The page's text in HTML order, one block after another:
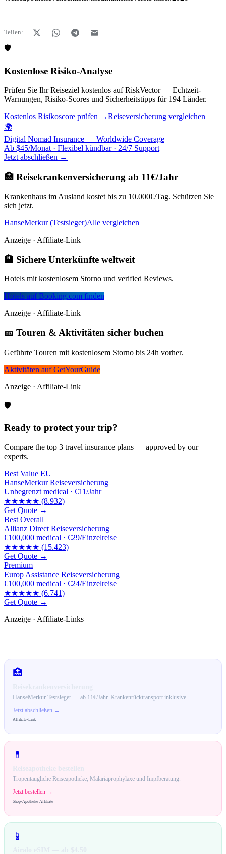
Teilen:
🛡️
Kostenlose Risiko-Analyse
Prüfen Sie Ihr Reiseziel kostenlos auf RiskVector — Echtzeit-
Warnungen, Risiko-Scores und Sicherheitstipps für 194 Länder.
Kostenlos Risikoscore prüfen →Reiseversicherung vergleichen
🌍
Digital Nomad Insurance — Worldwide Coverage
Ab $45/Monat · Flexibel kündbar · 24/7 Support
Jetzt abschließen →
🏥 Reisekrankenversicherung ab 11€/Jahr
Krankenhaus im Ausland kostet bis zu 10.000€/Tag. Schützen Sie
sich jetzt.
HanseMerkur (Testsieger)Alle vergleichen
Anzeige · Affiliate-Link
🏨 Sichere Unterkünfte weltweit
Hotels mit kostenlosem Storno und verified Reviews.
Hotels auf Booking.com finden
Anzeige · Affiliate-Link
🎫 Touren & Aktivitäten sicher buchen
Geführte Touren mit kostenlosem Storno bis 24h vorher.
Aktivitäten auf GetYourGuide
Anzeige · Affiliate-Link
🛡️
Ready to protect your trip?
Compare the top 3 travel insurance plans — approved by our
experts.
Best Value EU
HanseMerkur Reiseversicherung
Unbegrenzt medical · €11/Jahr
★★★★★ (8.932)
Get Quote →
Best Overall
Allianz Direct Reiseversicherung
€100,000 medical · €29/Einzelreise
★★★★★ (15.423)
Get Quote →
Premium
Europ Assistance Reiseversicherung
€100,000 medical · €24/Einzelreise
★★★★★ (6.741)
Get Quote →
Anzeige · Affiliate-Links
🏥
HanseMerkur Testsieger — ab 11€/Jahr. Krankenrücktransport inklusive.
Jetzt abschließen →
Affiliate-Link
💊
Reiseapotheke bestellen
Tropentaugliche Reiseapotheke, Malariaprophylaxe und Impfberatung.
Jetzt bestellen →
Shop-Apotheke Affiliate
📱